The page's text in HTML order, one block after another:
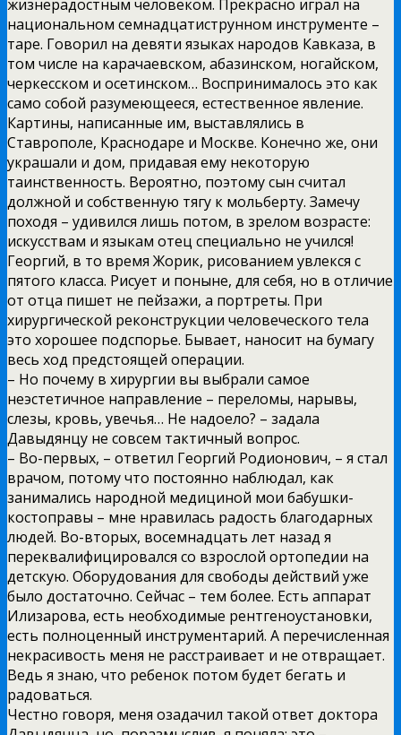
жизнерадостным человеком. Прекрасно играл на
национальном семнадцатиструнном инструменте –
таре. Говорил на девяти языках народов Кавказа, в
том числе на карачаевском, абазинском, ногайском,
черкесском и осетинском… Воспринималось это как
само собой разумеющееся, естественное явление.
Картины, написанные им, выставлялись в
Ставрополе, Краснодаре и Москве. Конечно же, они
украшали и дом, придавая ему некоторую
таинственность. Вероятно, поэтому сын считал
должной и собственную тягу к мольберту. Замечу
походя – удивился лишь потом, в зрелом возрасте:
искусствам и языкам отец специально не учился!
Георгий, в то время Жорик, рисованием увлекся с
пятого класса. Рисует и поныне, для себя, но в отличие
от отца пишет не пейзажи, а портреты. При
хирургической реконструкции человеческого тела
это хорошее подспорье. Бывает, наносит на бумагу
весь ход предстоящей операции.
– Но почему в хирургии вы выбрали самое
неэстетичное направление – переломы, нарывы,
слезы, кровь, увечья… Нe надоело? – задала
Давыдянцу не совсем тактичный вопрос.
– Во-первых, – ответил Георгий Родионович, – я стал
врачом, потому что постоянно наблюдал, как
занимались народной медициной мои бабушки-
костоправы – мне нравилась радость благодарных
людей. Во-вторых, восемнадцать лет назад я
переквалифицировался со взрослой ортопедии на
детскую. Оборудования для свободы действий уже
было достаточно. Сейчас – тем более. Есть аппарат
Илизарова, есть необходимые рентгеноустановки,
есть полноценный инструментарий. А перечисленная
некрасивость меня не расстраивает и не отвращает.
Ведь я знаю, что ребенок потом будет бегать и
радоваться.
Честно говоря, меня озадачил такой ответ доктора